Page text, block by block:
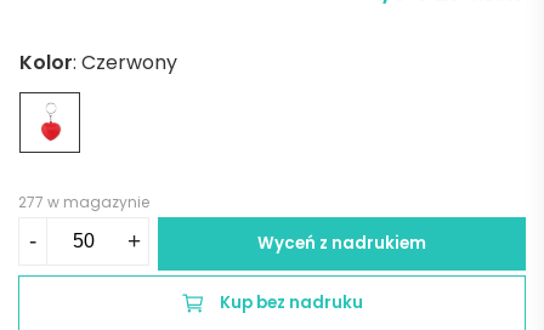
Kolor: Czerwony
277 w magazynie
- + Wyceń z nadrukiem
Kup bez nadruku